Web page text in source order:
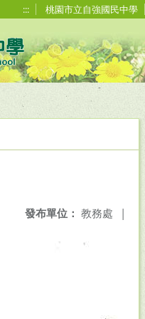
::: 桃園市立自強國民中學
發布單位： 教務處 |